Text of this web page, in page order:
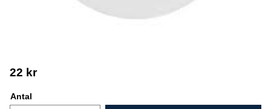
22 kr
Antal